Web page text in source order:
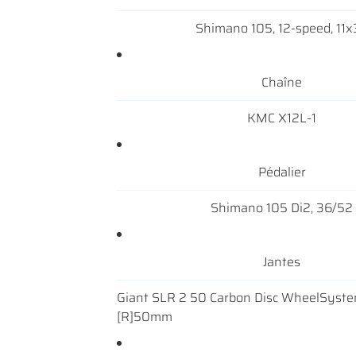
Shimano 105, 12-speed,
Chaîne
KMC X12L-1
Pédalier
Shimano 105 Di2, 36/52
Jantes
Giant SLR 2 50 Carbon Disc
[R]50mm